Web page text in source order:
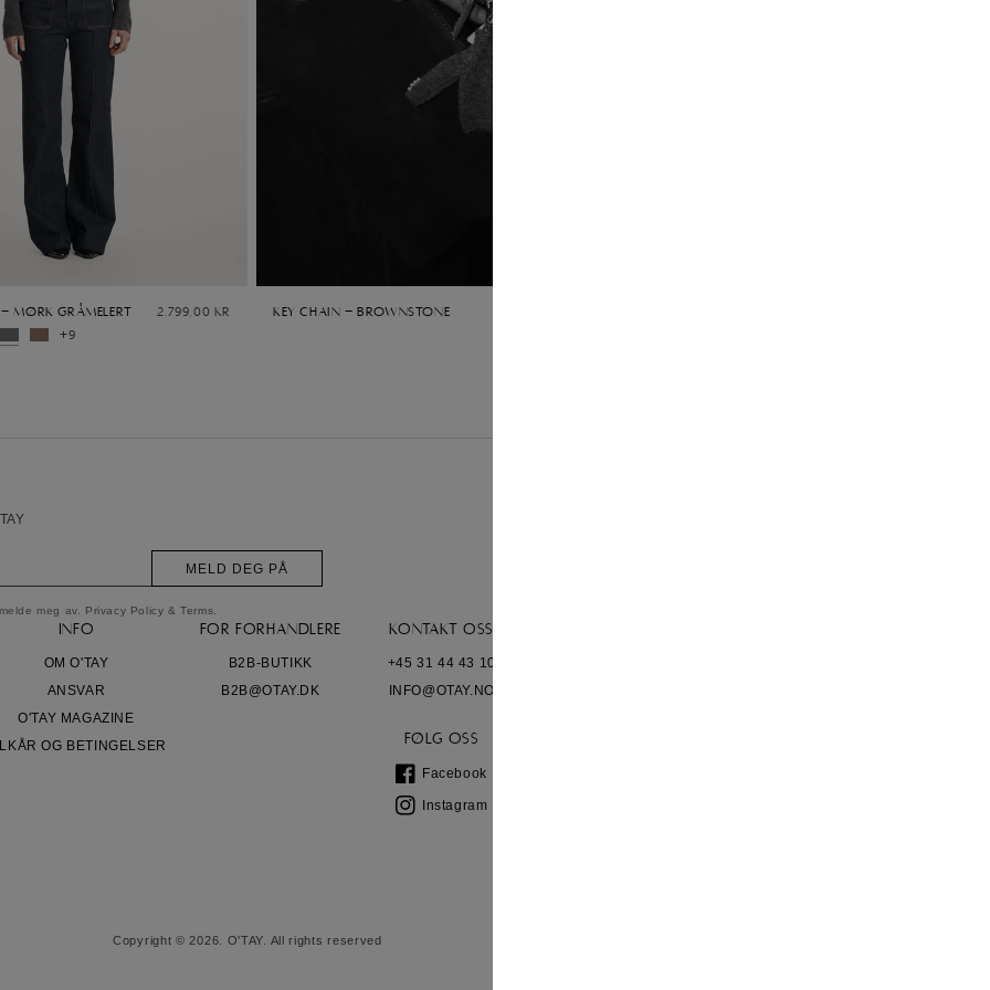
- Mørk gråmelert
2.799,00 kr
+9
Key Chain - Brownstone
MELD DEG PÅ
meg av. Privacy Policy &Terms
INFO
OM O'TAY
ANSVAR
O'TAY MAGAZINE
OG BETINGELSER
FOR FORHANDLERE
B2B-BUTIKK
B2B@OTAY.DK
KONTAKT OSS
+45 31 44 43 10
INFO@OTAY.NO
FØLG OSS
Facebook
Facebook
Instagram
Instagram
Copyright © 2026. O'TAY. All rights reserved